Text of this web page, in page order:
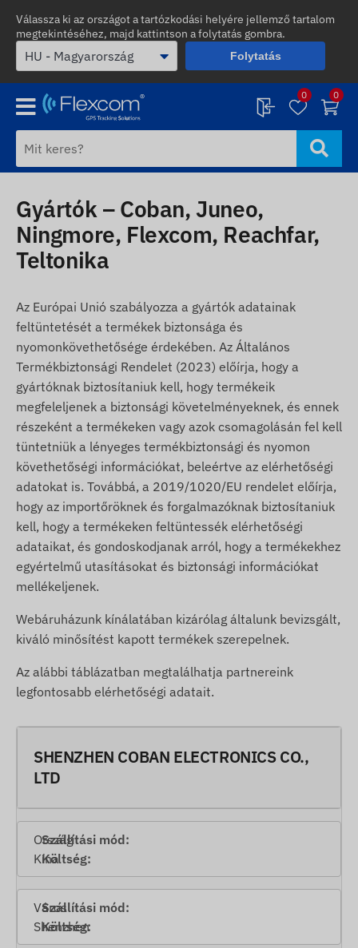
Válassza ki az országot a tartózkodási helyére jellemző tartalom
megtekintéséhez, majd kattintson a folytatás gombra.
Folytatás
0 0
Gyártók – Coban, Juneo,
Ningmore, Flexcom, Reachfar,
Teltonika
Az Európai Unió szabályozza a gyártók adatainak
feltüntetését a termékek biztonsága és
nyomonkövethetősége érdekében. Az Általános
Termékbiztonsági Rendelet (2023) előírja, hogy a
gyártóknak biztosítaniuk kell, hogy termékeik
megfeleljenek a biztonsági követelményeknek, és ennek
részeként a termékeken vagy azok csomagolásán fel kell
tüntetniük a lényeges termékbiztonsági és nyomon
követhetőségi információkat, beleértve az elérhetőségi
adatokat is. Továbbá, a 2019/1020/EU rendelet előírja,
hogy az importőröknek és forgalmazóknak biztosítaniuk
kell, hogy a termékeken feltüntessék elérhetőségi
adataikat, és gondoskodjanak arról, hogy a termékekhez
egyértelmű utasításokat és biztonsági információkat
mellékeljenek.
Webáruházunk kínálatában kizárólag általunk bevizsgált,
kiváló minősítést kapott termékek szerepelnek.
Az alábbi táblázatban megtalálhatja partnereink
legfontosabb elérhetőségi adatait.
SHENZHEN COBAN ELECTRONICS CO.,
LTD
Ország
Kína
Város
Shenzhen